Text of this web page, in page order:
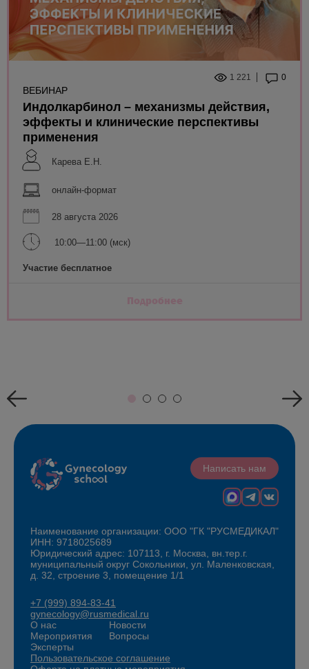
1 221 0
ВЕБИНАР
Индолкарбинол – механизмы действия,
эффекты и клинические перспективы
применения
Карева Е.Н.
онлайн-формат
28 августа 2026
10:00—11:00 (мск)
Участие бесплатное
Подробнее
Написать нам
Наименование организации: ООО "ГК "РУСМЕДИКАЛ"
ИНН: 9718025689
Юридический адрес: 107113, г. Москва, вн.тер.г.
муниципальный округ Сокольники, ул. Маленковская,
д. 32, строение 3, помещение 1/1
+7 (999) 894-83-41
gynecology@rusmedical.ru
О нас
Мероприятия
Эксперты
Новости
Вопросы
Пользовательское соглашение